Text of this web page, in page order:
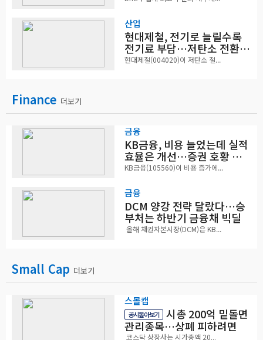
산업
현대제철, 전기로 늘릴수록
전기료 부담…저탄소 전환의
역설
현대제철(004020)이 저탄소 철...
Finance 더보기
금융
KB금융, 비용 늘었는데 실적
효율은 개선…증권 호황 효
과
KB금융(105560)이 비용 증가에...
금융
DCM 양강 전략 달랐다…승
부처는 하반기 금융채 빅딜
올해 채권자본시장(DCM)은 KB...
Small Cap 더보기
스몰캡
공시톺아보기 시총 200억 밑돌면
관리종목…상폐 피하려면
코스닥 상장사는 시가총액 20...